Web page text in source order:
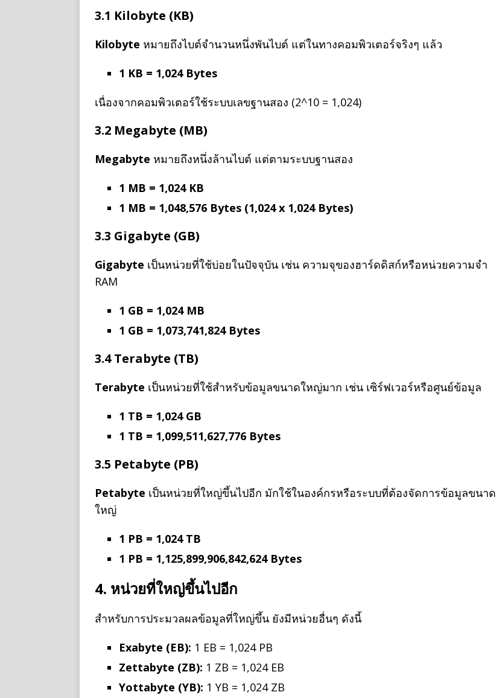
3.1 Kilobyte (KB)
Kilobyte หมายถึงไบต์จำนวนหนึ่งพันไบต์ แต่ในทางคอมพิวเตอร์จริงๆ แล้ว
1 KB = 1,024 Bytes
เนื่องจากคอมพิวเตอร์ใช้ระบบเลขฐานสอง (2^10 = 1,024)
3.2 Megabyte (MB)
Megabyte หมายถึงหนึ่งล้านไบต์ แต่ตามระบบฐานสอง
1 MB = 1,024 KB
1 MB = 1,048,576 Bytes (1,024 x 1,024 Bytes)
3.3 Gigabyte (GB)
Gigabyte เป็นหน่วยที่ใช้บ่อยในปัจจุบัน เช่น ความจุของฮาร์ดดิสก์หรือหน่วยความจำ
RAM
1 GB = 1,024 MB
1 GB = 1,073,741,824 Bytes
3.4 Terabyte (TB)
Terabyte เป็นหน่วยที่ใช้สำหรับข้อมูลขนาดใหญ่มาก เช่น เซิร์ฟเวอร์หรือศูนย์ข้อมูล
1 TB = 1,024 GB
1 TB = 1,099,511,627,776 Bytes
3.5 Petabyte (PB)
Petabyte เป็นหน่วยที่ใหญ่ขึ้นไปอีก มักใช้ในองค์กรหรือระบบที่ต้องจัดการข้อมูลขนาด
ใหญ่
1 PB = 1,024 TB
1 PB = 1,125,899,906,842,624 Bytes
4. หน่วยที่ใหญ่ขึ้นไปอีก
สำหรับการประมวลผลข้อมูลที่ใหญ่ขึ้น ยังมีหน่วยอื่นๆ ดังนี้
Exabyte (EB): 1 EB = 1,024 PB
Zettabyte (ZB): 1 ZB = 1,024 EB
Yottabyte (YB): 1 YB = 1,024 ZB